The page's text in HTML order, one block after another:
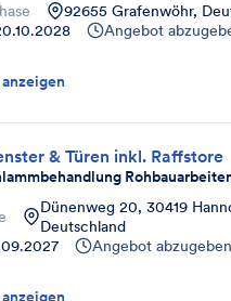
92655 Grafenwöhr,
Angebot
& Türen inkl. Raffstore
Dünenweg 20, 30419
Deutschland
Angebot